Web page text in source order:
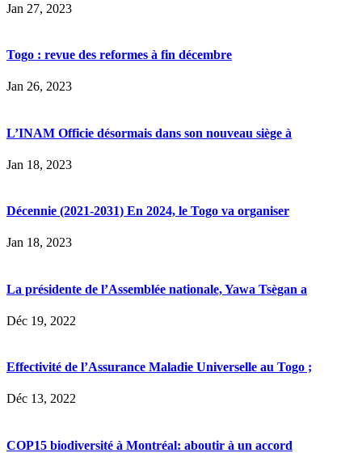
Jan 27, 2023
Togo : revue des reformes à fin décembre
Jan 26, 2023
L’INAM Officie désormais dans son nouveau siège à
Jan 18, 2023
Décennie (2021-2031) En 2024, le Togo va organiser
Jan 18, 2023
La présidente de l’Assemblée nationale, Yawa Tsègan a
Déc 19, 2022
Effectivité de l’Assurance Maladie Universelle au Togo ;
Déc 13, 2022
COP15 biodiversité à Montréal: aboutir à un accord